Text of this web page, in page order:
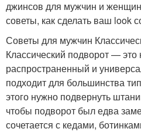
джинсов для мужчин и
советы, как сделать ваш
Советы для мужчин
Классический подворот — это
распространенный и
подходит для большинства
этого нужно подвернуть
чтобы подворот был едва
сочетается с кедами,